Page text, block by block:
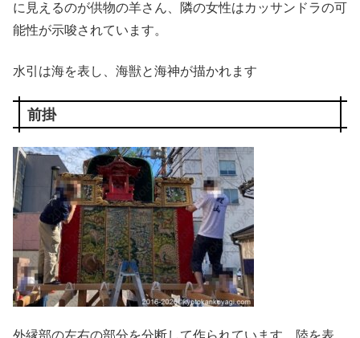
に見えるのが供物の羊さん、隣の女性はカッサンドラの可
能性が示唆されています。
水引は海を表し、海獣と海神が描かれます
前掛